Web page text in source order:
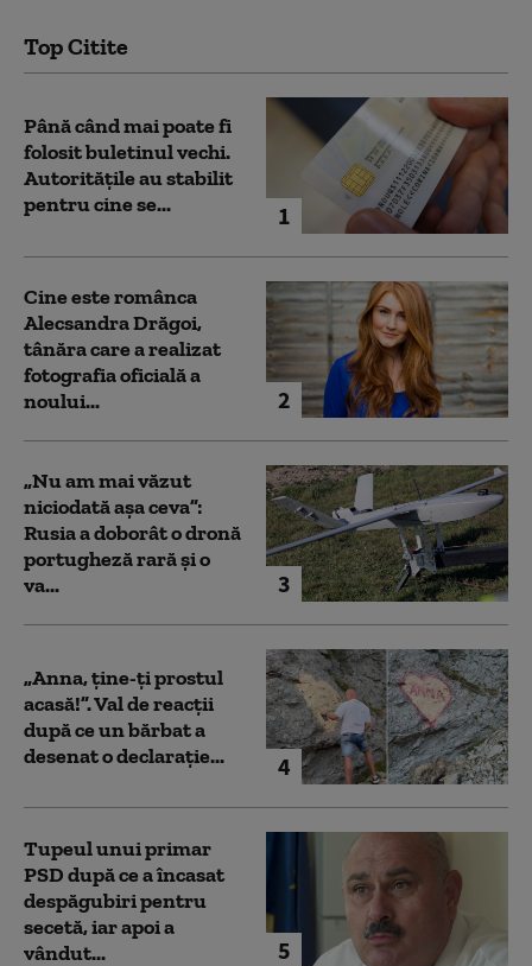
Top Citite
1
Până când mai poate fi
folosit buletinul vechi.
Autoritățile au stabilit
pentru cine se...
2
Cine este românca
Alecsandra Drăgoi,
tânăra care a realizat
fotografia oficială a
noului...
3
„Nu am mai văzut
niciodată așa ceva”:
Rusia a doborât o dronă
portugheză rară și o
va...
4
„Anna, ţine-ţi prostul
acasă!”. Val de reacții
după ce un bărbat a
desenat o declarație...
5
Tupeul unui primar
PSD după ce a încasat
despăgubiri pentru
secetă, iar apoi a
vândut...